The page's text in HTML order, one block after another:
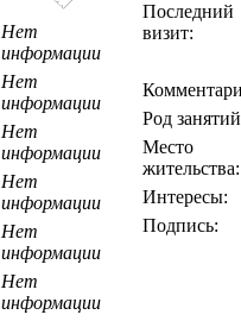
Последний
визит:
Род
Место
жительства:
Интересы:
Подпись:
Нет
информации
Нет
информации
Нет
информации
Нет
информации
Нет
информации
Нет
информации